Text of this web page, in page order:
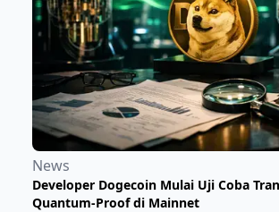
News
Developer Dogecoin Mulai Uji Coba
Quantum-Proof di Mainnet